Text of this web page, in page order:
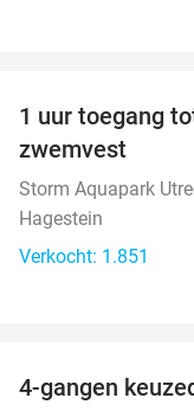
1 uur toegang
zwemvest
Storm Aquapark
Hagestein
Verkocht: 1.851
4-gangen